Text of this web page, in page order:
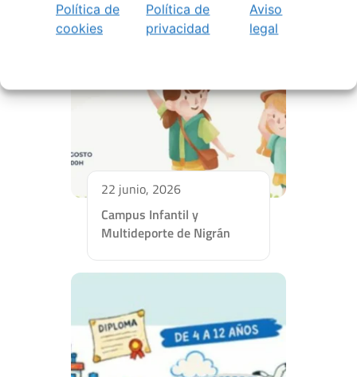
Política de
cookies
Política de
privacidad
Aviso
legal
22 junio, 2026
Campus Infantil y
Multideporte de Nigrán